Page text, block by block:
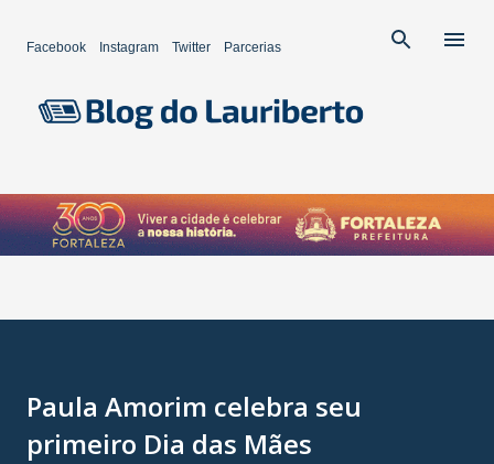
Facebook Instagram Twitter Parcerias
Paula Amorim celebra seu
primeiro Dia das Mães